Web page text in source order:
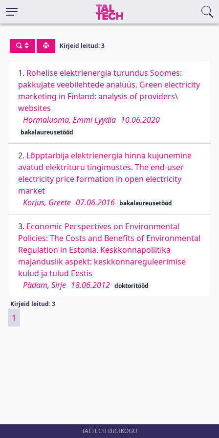
Kirjeid leitud: 3
1. Rohelise elektrienergia turundus Soomes:
pakkujate veebilehtede analüüs. Green electricity
marketing in Finland: analysis of providers\
websites
Hormaluoma, Emmi Lyydia 10.06.2020
bakalaureusetööd
2. Lõpptarbija elektrienergia hinna kujunemine
avatud elektrituru tingimustes. The end-user
electricity price formation in open electricity
market
Korjus, Greete 07.06.2016 bakalaureusetööd
3. Economic Perspectives on Environmental
Policies: The Costs and Benefits of Environmental
Regulation in Estonia. Keskkonnapoliitika
majanduslik aspekt: keskkonnareguleerimise
kulud ja tulud Eestis
Pädam, Sirje 18.06.2012 doktoritööd
Kirjeid leitud: 3
1
TALTECH DIGIKOGU